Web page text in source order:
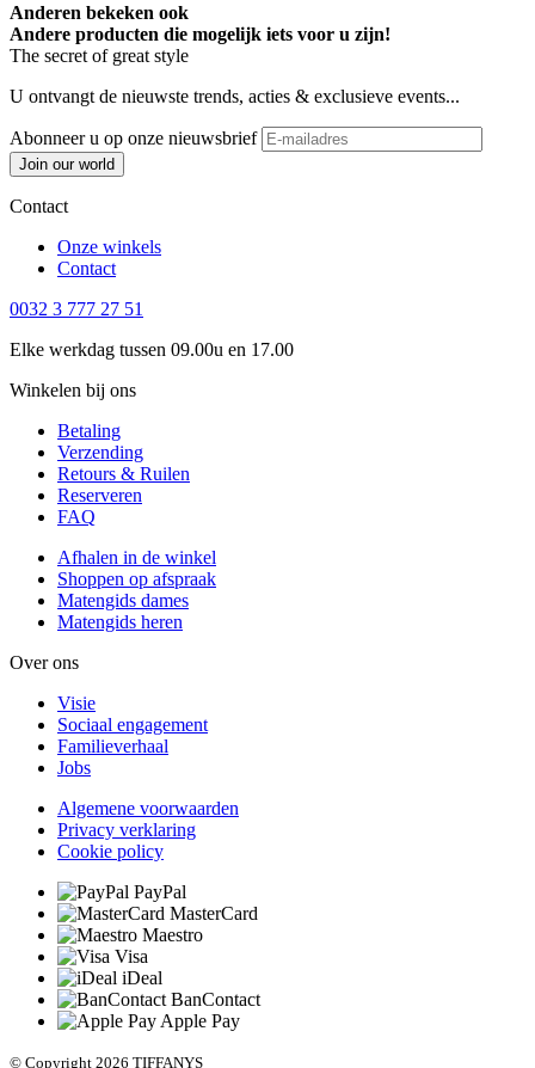
Anderen bekeken ook
Andere producten die mogelijk iets voor u zijn!
The secret of great style
U ontvangt de nieuwste trends, acties & exclusieve events...
Abonneer u op onze nieuwsbrief
Join our world
Contact
Onze winkels
Contact
0032 3 777 27 51
Elke werkdag tussen 09.00u en 17.00
Winkelen bij ons
Betaling
Verzending
Retours & Ruilen
Reserveren
FAQ
Afhalen in de winkel
Shoppen op afspraak
Matengids dames
Matengids heren
Over ons
Visie
Sociaal engagement
Familieverhaal
Jobs
Algemene voorwaarden
Privacy verklaring
Cookie policy
PayPal
MasterCard
Maestro
Visa
iDeal
BanContact
Apple Pay
© Copyright 2026 TIFFANYS